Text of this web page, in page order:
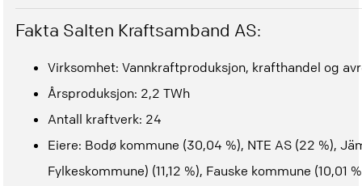
Fakta Salten Kraftsamband AS:
Virksomhet: Vannkraftproduksjon, krafthandel og
Årsproduksjon: 2,2 TWh
Antall kraftverk: 24
Eiere: Bodø kommune (30,04 %), NTE AS (22 %),
Fylkeskommune) (11,12 %), Fauske kommune (10,01